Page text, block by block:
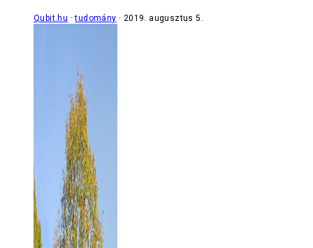
Qubit.hu tudomány 2019. augusztus 5.